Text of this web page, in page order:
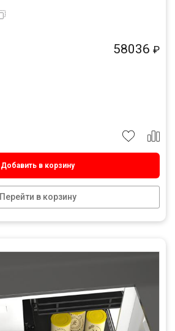
58036 ₽
Добавить в корзину
Перейти в корзину